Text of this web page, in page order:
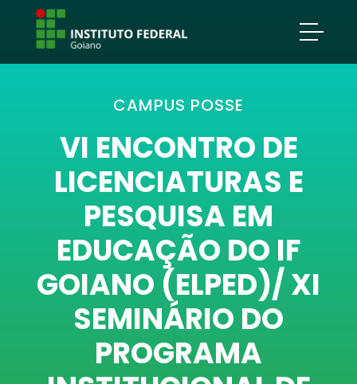
CAMPUS POSSE
VI ENCONTRO DE
LICENCIATURAS E
PESQUISA EM
EDUCAÇÃO DO IF
GOIANO (ELPED)/ XI
SEMINÁRIO DO
PROGRAMA